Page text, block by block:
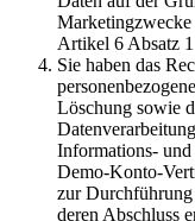
Marketingzwecke
Artikel 6 Absatz
Sie haben das
Löschung sowie
Informations- und
Demo-Konto-
zur
deren Abschluss